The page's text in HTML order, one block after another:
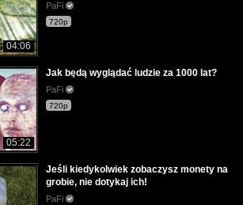
04:06
PaFi
720p
05:22
Jak będą wyglądać ludzie za 1000 lat?
PaFi
720p
Jeśli kiedykolwiek zobaczysz monety na
grobie, nie dotykaj ich!
PaFi